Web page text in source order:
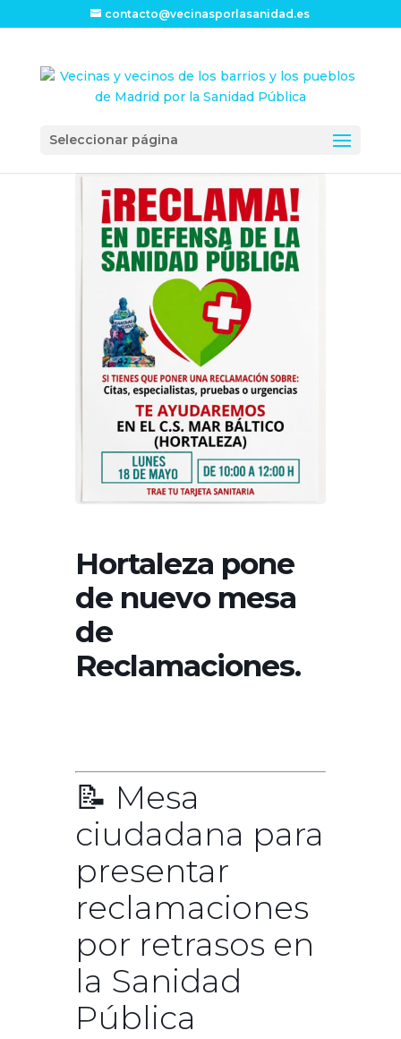
contacto@vecinasporlasanidad.es
Seleccionar página
Hortaleza pone
de nuevo mesa
de
Reclamaciones.
📝 Mesa
ciudadana para
presentar
reclamaciones
por retrasos en
la Sanidad
Pública